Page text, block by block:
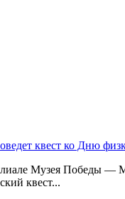
квест ко Дню
Музея Победы —
квест...